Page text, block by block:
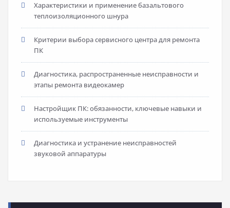
Характеристики и применение базальтового
теплоизоляционного шнура
Критерии выбора сервисного центра для ремонта
ПК
Диагностика, распространенные неисправности и
этапы ремонта видеокамер
Настройщик ПК: обязанности, ключевые навыки и
используемые инструменты
Диагностика и устранение неисправностей
звуковой аппаратуры